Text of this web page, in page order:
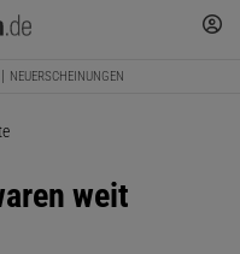
NEUERSCHEINUNGEN
weit